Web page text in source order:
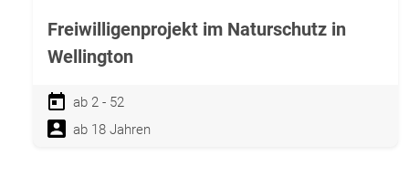
Freiwilligenprojekt im Naturschutz in
Wellington
ab 2 - 52
ab 18 Jahren